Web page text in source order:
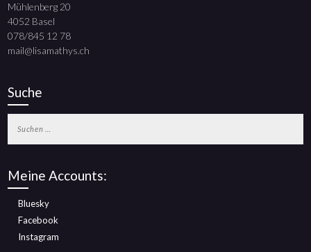
Mühlenberg 20
4052 Basel
078/845 12 78
mail@lisamathys.ch
Suche
nach:
Meine Accounts:
Bluesky
Facebook
Instagram